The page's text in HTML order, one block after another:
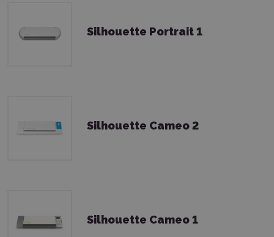
Silhouette Portrait 1
Silhouette Cameo 2
Silhouette Cameo 1